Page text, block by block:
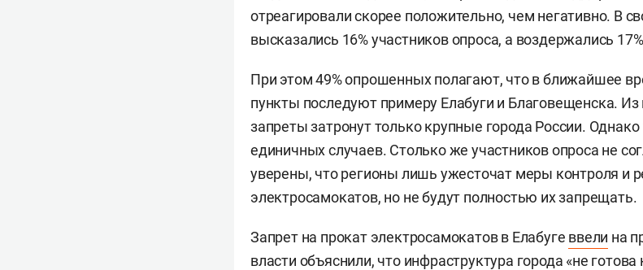
отреагировали скорее положительно, чем негативно. В
высказались 16% участников опроса, а воздержались
При этом 49% опрошенных полагают, что в ближайшее
пункты последуют примеру Елабуги и Благовещенска. Из
запреты затронут только крупные города России.
единичных случаев. Столько же участников опроса не
уверены, что регионы лишь ужесточат меры контроля и
электросамокатов, но не будут полностью их запрещать.
Запрет на прокат электросамокатов в Елабуге ввели на
власти объяснили, что инфраструктура города «не